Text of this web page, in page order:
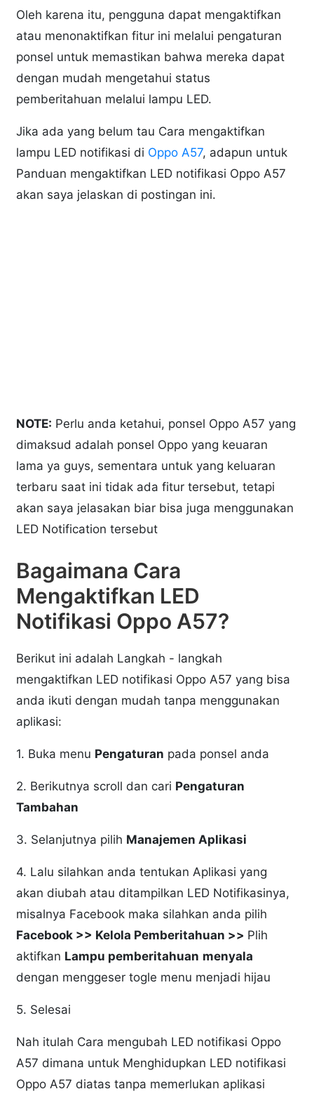
Oleh karena itu, pengguna dapat mengaktifkan
atau menonaktifkan fitur ini melalui pengaturan
ponsel untuk memastikan bahwa mereka dapat
dengan mudah mengetahui status
pemberitahuan melalui lampu LED.
Jika ada yang belum tau Cara mengaktifkan
lampu LED notifikasi di Oppo A57, adapun untuk
Panduan mengaktifkan LED notifikasi Oppo A57
akan saya jelaskan di postingan ini.
NOTE: Perlu anda ketahui, ponsel Oppo A57 yang
dimaksud adalah ponsel Oppo yang keuaran
lama ya guys, sementara untuk yang keluaran
terbaru saat ini tidak ada fitur tersebut, tetapi
akan saya jelasakan biar bisa juga menggunakan
LED Notification tersebut
Bagaimana Cara
Mengaktifkan LED
Notifikasi Oppo A57?
Berikut ini adalah Langkah - langkah
mengaktifkan LED notifikasi Oppo A57 yang bisa
anda ikuti dengan mudah tanpa menggunakan
aplikasi:
1. Buka menu Pengaturan pada ponsel anda
2. Berikutnya scroll dan cari Pengaturan
Tambahan
3. Selanjutnya pilih Manajemen Aplikasi
4. Lalu silahkan anda tentukan Aplikasi yang
akan diubah atau ditampilkan LED Notifikasinya,
misalnya Facebook maka silahkan anda pilih
Facebook >> Kelola Pemberitahuan >> Plih
aktifkan Lampu pemberitahuan menyala
dengan menggeser togle menu menjadi hijau
5. Selesai
Nah itulah Cara mengubah LED notifikasi Oppo
A57 dimana untuk Menghidupkan LED notifikasi
Oppo A57 diatas tanpa memerlukan aplikasi